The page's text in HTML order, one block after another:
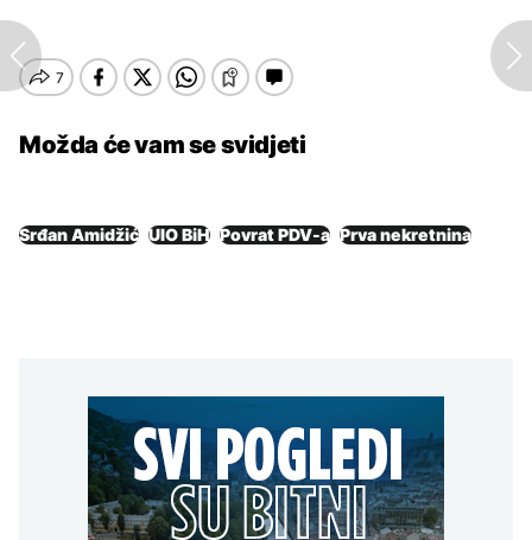
Možda će vam se svidjeti
Srđan Amidžić UIO BiH Povrat PDV-a Prva nekretnina